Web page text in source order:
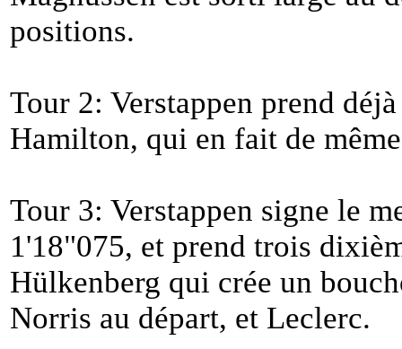
positions.
Tour 2: Verstappen prend
Hamilton, qui en fait de
Tour 3: Verstappen signe le
1'18"075, et prend trois
Hülkenberg qui crée un
Norris au départ, et Leclerc.